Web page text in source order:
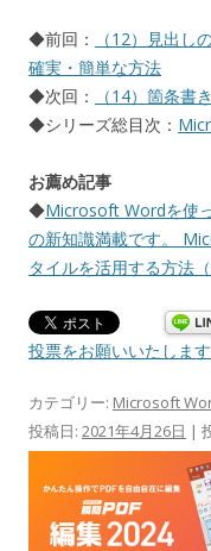
◆前回：
（12）見出し
確実・簡単な方法
◆次回：
（14）箇条書
◆シリーズ総目次：
お薦め記事
◆Microsoft Wordを使
の新知識満載です。
タイルを活用する方法（
投票をお願いいたします
カテゴリー: Microsoft
投稿日: 2021年4月26日 |